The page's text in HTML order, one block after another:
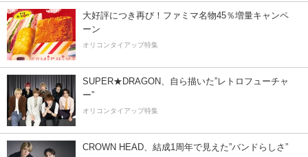
大好評につき再び！ファミマ名物45％増量キャンペ
ーン
オリコンタイアップ特集
SUPER★DRAGON、自ら描いた”レトロフューチャ
ー”
オリコンタイアップ特集
CROWN HEAD、結成1周年で見えた”バンドらしさ”